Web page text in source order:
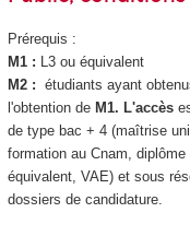
Prérequis :
M1 :
L3 ou équivalent
M2 : étudiants ayant
l'obtention de M1. L'accès
de type bac + 4 (maîtrise
formation au Cnam,
équivalent, VAE) et sous
dossiers de candidature.